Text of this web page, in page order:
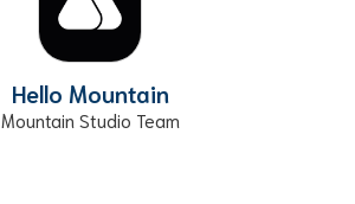
Hello Mountain
Mountain Studio Team